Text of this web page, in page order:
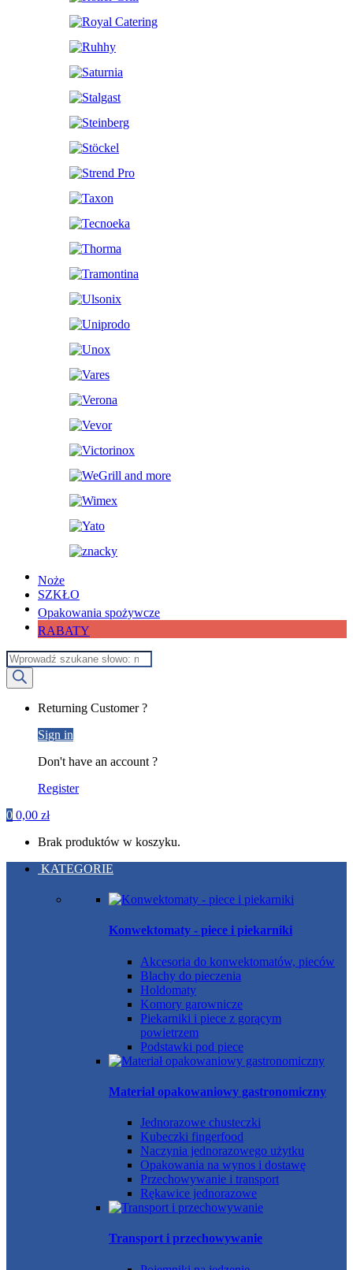
Noże
SZKŁO
Opakowania spożywcze
RABATY
Wyszukiwarka
produktów
Returning Customer ?
Sign in
Don't have an account ?
Register
0 0,00 zł
Brak produktów w koszyku.
KATEGORIE
Konwektomaty - piece i piekarniki
Akcesoria do konwektomatów, pieców
Blachy do pieczenia
Holdomaty
Komory garownicze
Piekarniki i piece z gorącym
powietrzem
Podstawki pod piece
Materiał opakowaniowy gastronomiczny
Jednorazowe chusteczki
Kubeczki fingerfood
Naczynia jednorazowego użytku
Opakowania na wynos i dostawę
Przechowywanie i transport
Rękawice jednorazowe
Transport i przechowywanie